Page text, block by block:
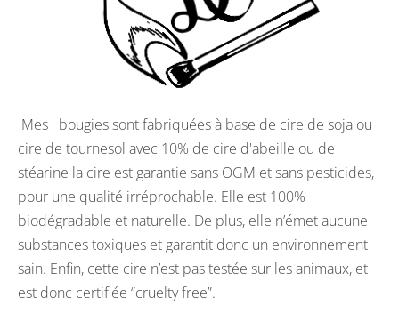
Mes bougies sont fabriquées à base de cire de soja ou
cire de tournesol avec 10% de cire d'abeille ou de
stéarine la cire est garantie sans OGM et sans pesticides,
pour une qualité irréprochable. Elle est 100%
biodégradable et naturelle. De plus, elle n’émet aucune
substances toxiques et garantit donc un environnement
sain. Enfin, cette cire n’est pas testée sur les animaux, et
est donc certifiée “cruelty free”.